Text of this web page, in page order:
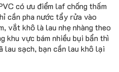
có ưu điểm laf chống thấm
cần pha nước tẩy rửa vào
vắt khô là lau nhẹ nhàng theo
khu vực bám nhiều bụi bẩn thì
lau sạch, bạn cần lau khô lại